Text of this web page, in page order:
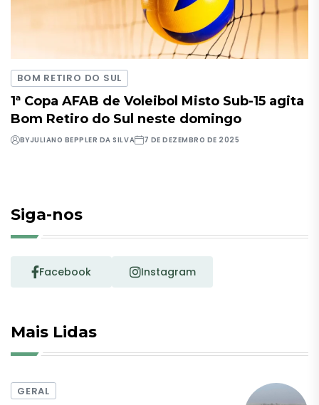
BOM RETIRO DO SUL
1ª Copa AFAB de Voleibol Misto Sub-15 agita
Bom Retiro do Sul neste domingo
BYJULIANO BEPPLER DA SILVA 7 DE DEZEMBRO DE 2025
Siga-nos
Facebook Instagram
Mais Lidas
GERAL